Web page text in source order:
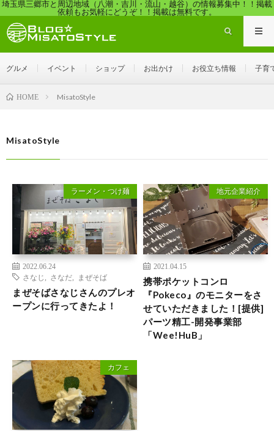
埼玉県三郷市と周辺地域（八潮・吉川・流山・越谷）の情報募集中！！掲載
依頼もお気軽にどうぞ！！掲載は無料です。
グルメ イベント ショップ お出かけ お役立ち情報 子育
HOME MisatoStyle
MisatoStyle
ラーメン・つけ麺
2022.06.24
さなじ
さなだ まぜそば
まぜそばさなじさんのプレオ
ープンに行ってきたよ！
地元企業紹介
2021.04.15
携帯ポケットコンロ
『Pokeco』のモニターをさ
せていただきました！[提供]
パーツ精工-開発事業部
「Wee!HuB」
カフェ